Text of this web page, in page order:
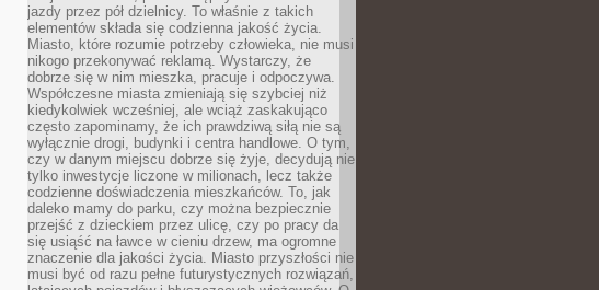
jazdy przez pół dzielnicy. To właśnie z takich
elementów składa się codzienna jakość życia.
Miasto, które rozumie potrzeby człowieka, nie musi
nikogo przekonywać reklamą. Wystarczy, że
dobrze się w nim mieszka, pracuje i odpoczywa.
Współczesne miasta zmieniają się szybciej niż
kiedykolwiek wcześniej, ale wciąż zaskakująco
często zapominamy, że ich prawdziwą siłą nie są
wyłącznie drogi, budynki i centra handlowe. O tym,
czy w danym miejscu dobrze się żyje, decydują nie
tylko inwestycje liczone w milionach, lecz także
codzienne doświadczenia mieszkańców. To, jak
daleko mamy do parku, czy można bezpiecznie
przejść z dzieckiem przez ulicę, czy po pracy da
się usiąść na ławce w cieniu drzew, ma ogromne
znaczenie dla jakości życia. Miasto przyszłości nie
musi być od razu pełne futurystycznych rozwiązań,